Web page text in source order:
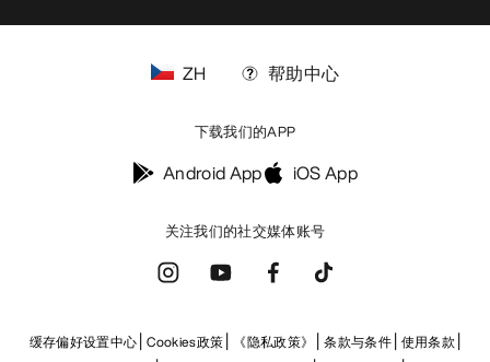
关注我们的社交媒体账号
ZH 帮助中心
下载我们的APP
Android App iOS App
缓存偏好设置中心 Cookies政策 《隐私政策》 条款与条件 使用条款